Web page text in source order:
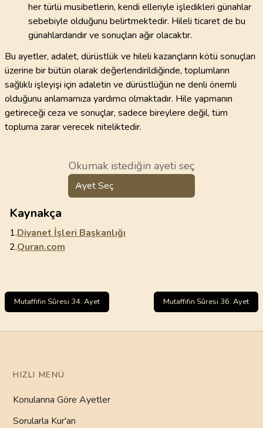
her türlü musibetlerin, kendi elleriyle işledikleri günahlar
sebebiyle olduğunu belirtmektedir. Hileli ticaret de bu
günahlardandır ve sonuçları ağır olacaktır.
Bu ayetler, adalet, dürüstlük ve hileli kazançların kötü sonuçları
üzerine bir bütün olarak değerlendirildiğinde, toplumların
sağlıklı işleyişi için adaletin ve dürüstlüğün ne denli önemli
olduğunu anlamamıza yardımcı olmaktadır. Hile yapmanın
getireceği ceza ve sonuçlar, sadece bireylere değil, tüm
topluma zarar verecek niteliktedir.
Okumak istediğin ayeti seç
Ayet Seç
Kaynakça
1.Diyanet İşleri Başkanlığı
2.Quran.com
Mutaffifin Sûresi 34. Ayet Mutaffifin Sûresi 36. Ayet
HIZLI MENÜ
Konularına Göre Ayetler
Sorularla Kur'an